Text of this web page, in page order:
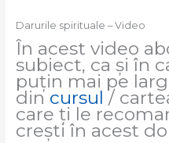
Darurile spirituale – Video
În acest video
subiect, ca și în
puțin mai pe
din cursul /
care ți le
crești în acest